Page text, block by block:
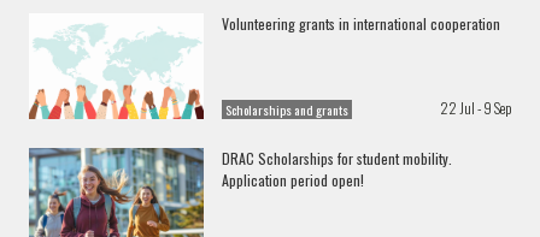
Volunteering grants in international cooperation
Scholarships and grants 22 Jul - 9 Sep
DRAC Scholarships for student mobility.
Application period open!